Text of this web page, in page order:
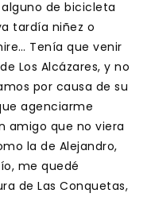
de bicicleta
tardía niñez o
Tenía que venir
Los Alcázares, y no
por causa de su
agenciarme
amigo que no viera
la de Alejandro,
me quedé
de Las Conquetas,